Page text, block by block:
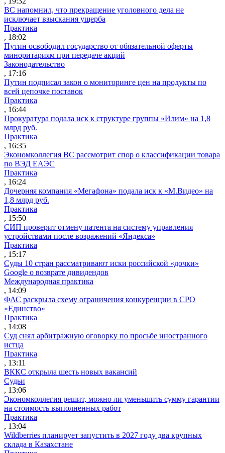
ВС напомнил, что прекращение уголовного дела не
исключает взыскания ущерба
Практика
, 18:02
Путин освободил государство от обязательной оферты
миноритариям при передаче акций
Законодательство
, 17:16
Путин подписал закон о мониторинге цен на продукты по
всей цепочке поставок
Практика
, 16:44
Прокуратура подала иск к структуре группы «Илим» на 1,8
млрд руб.
Практика
, 16:35
Экономколлегия ВС рассмотрит спор о классификации товара
по ВЭД ЕАЭС
Практика
, 16:24
Дочерняя компания «Мегафона» подала иск к «М.Видео» на
1,8 млрд руб.
Практика
, 15:50
СИП проверит отмену патента на систему управления
устройствами после возражений «Яндекса»
Практика
, 15:17
Суды 10 стран рассматривают иски российской «дочки»
Google о возврате дивидендов
Международная практика
, 14:09
ФАС раскрыла схему ограничения конкуренции в СРО
«Единство»
Практика
, 14:08
Суд снял арбитражную оговорку по просьбе иностранного
истца
Практика
, 13:11
ВККС открыла шесть новых вакансий
Судьи
, 13:06
Экономколлегия решит, можно ли уменьшить сумму гарантии
на стоимость выполненных работ
Практика
, 13:04
Wildberries планирует запустить в 2027 году два крупных
склада в Казахстане